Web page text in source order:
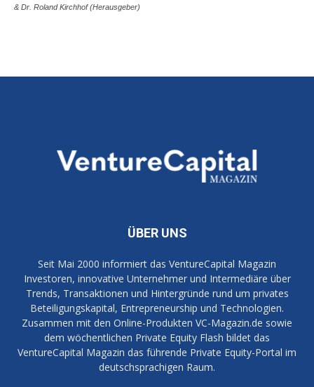
& Dr. Roland Kirchhof (Herausgeber)
ÜBER UNS
Seit Mai 2000 informiert das VentureCapital Magazin
Investoren, innovative Unternehmer und Intermediäre über
Trends, Transaktionen und Hintergründe rund um privates
Beteiligungskapital, Entrepreneurship und Technologien.
Zusammen mit den Online-Produkten VC-Magazin.de sowie
dem wöchentlichen Private Equity Flash bildet das
VentureCapital Magazin das führende Private Equity-Portal im
deutschsprachigen Raum.